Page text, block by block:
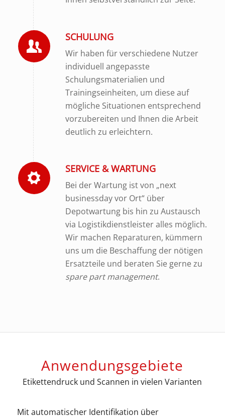
SCHULUNG
Wir haben für verschiedene Nutzer
individuell angepasste
Schulungsmaterialien und
Trainingseinheiten, um diese auf
mögliche Situationen entsprechend
vorzubereiten und Ihnen die Arbeit
deutlich zu erleichtern.
SERVICE & WARTUNG
Bei der Wartung ist von „next
businessday vor Ort“ über
Depotwartung bis hin zu Austausch
via Logistikdienstleister alles möglich.
Wir machen Reparaturen, kümmern
uns um die Beschaffung der nötigen
Ersatzteile und beraten Sie gerne zu
spare part management.
Anwendungsgebiete
Etikettendruck und Scannen in vielen Varianten
Mit automatischer Identifikation über